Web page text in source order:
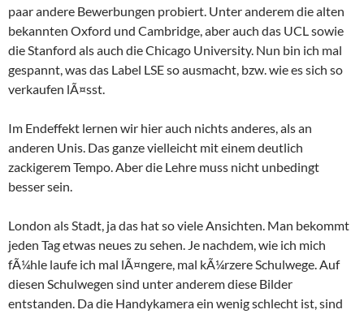
paar andere Bewerbungen probiert. Unter anderem die alten
bekannten Oxford und Cambridge, aber auch das UCL sowie
die Stanford als auch die Chicago University. Nun bin ich mal
gespannt, was das Label LSE so ausmacht, bzw. wie es sich so
verkaufen lÃ¤sst.
Im Endeffekt lernen wir hier auch nichts anderes, als an
anderen Unis. Das ganze vielleicht mit einem deutlich
zackigerem Tempo. Aber die Lehre muss nicht unbedingt
besser sein.
London als Stadt, ja das hat so viele Ansichten. Man bekommt
jeden Tag etwas neues zu sehen. Je nachdem, wie ich mich
fÃ¼hle laufe ich mal lÃ¤ngere, mal kÃ¼rzere Schulwege. Auf
diesen Schulwegen sind unter anderem diese Bilder
entstanden. Da die Handykamera ein wenig schlecht ist, sind